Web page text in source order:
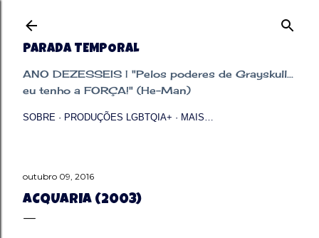
PARADA TEMPORAL
ANO DEZESSEIS | "Pelos poderes de Grayskull...
eu tenho a FORÇA!" (He-Man)
SOBRE PRODUÇÕES LGBTQIA+ MAIS…
outubro 09, 2016
ACQUARIA (2003)